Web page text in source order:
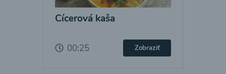
Cícerová kaša
00:25 Zobraziť